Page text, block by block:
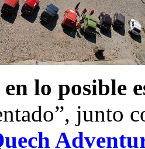
lo posible
junto